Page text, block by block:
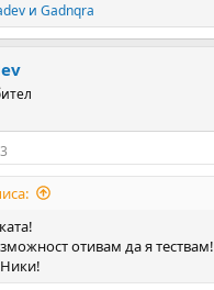
и Gadnqra
отивам да я тествам!